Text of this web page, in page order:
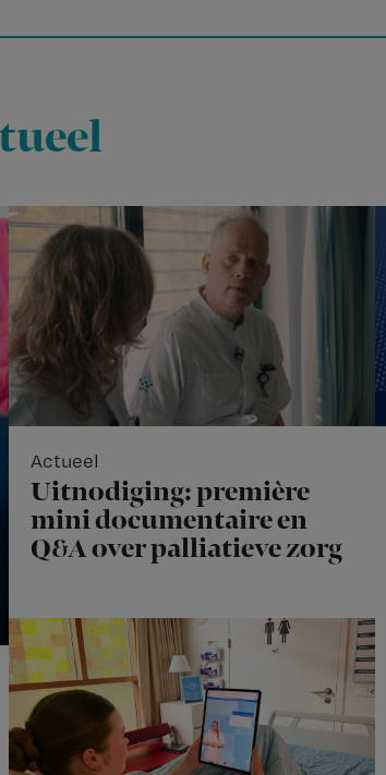
Actueel
Uitnodiging: première
mini documentaire en
Q&A over palliatieve zorg